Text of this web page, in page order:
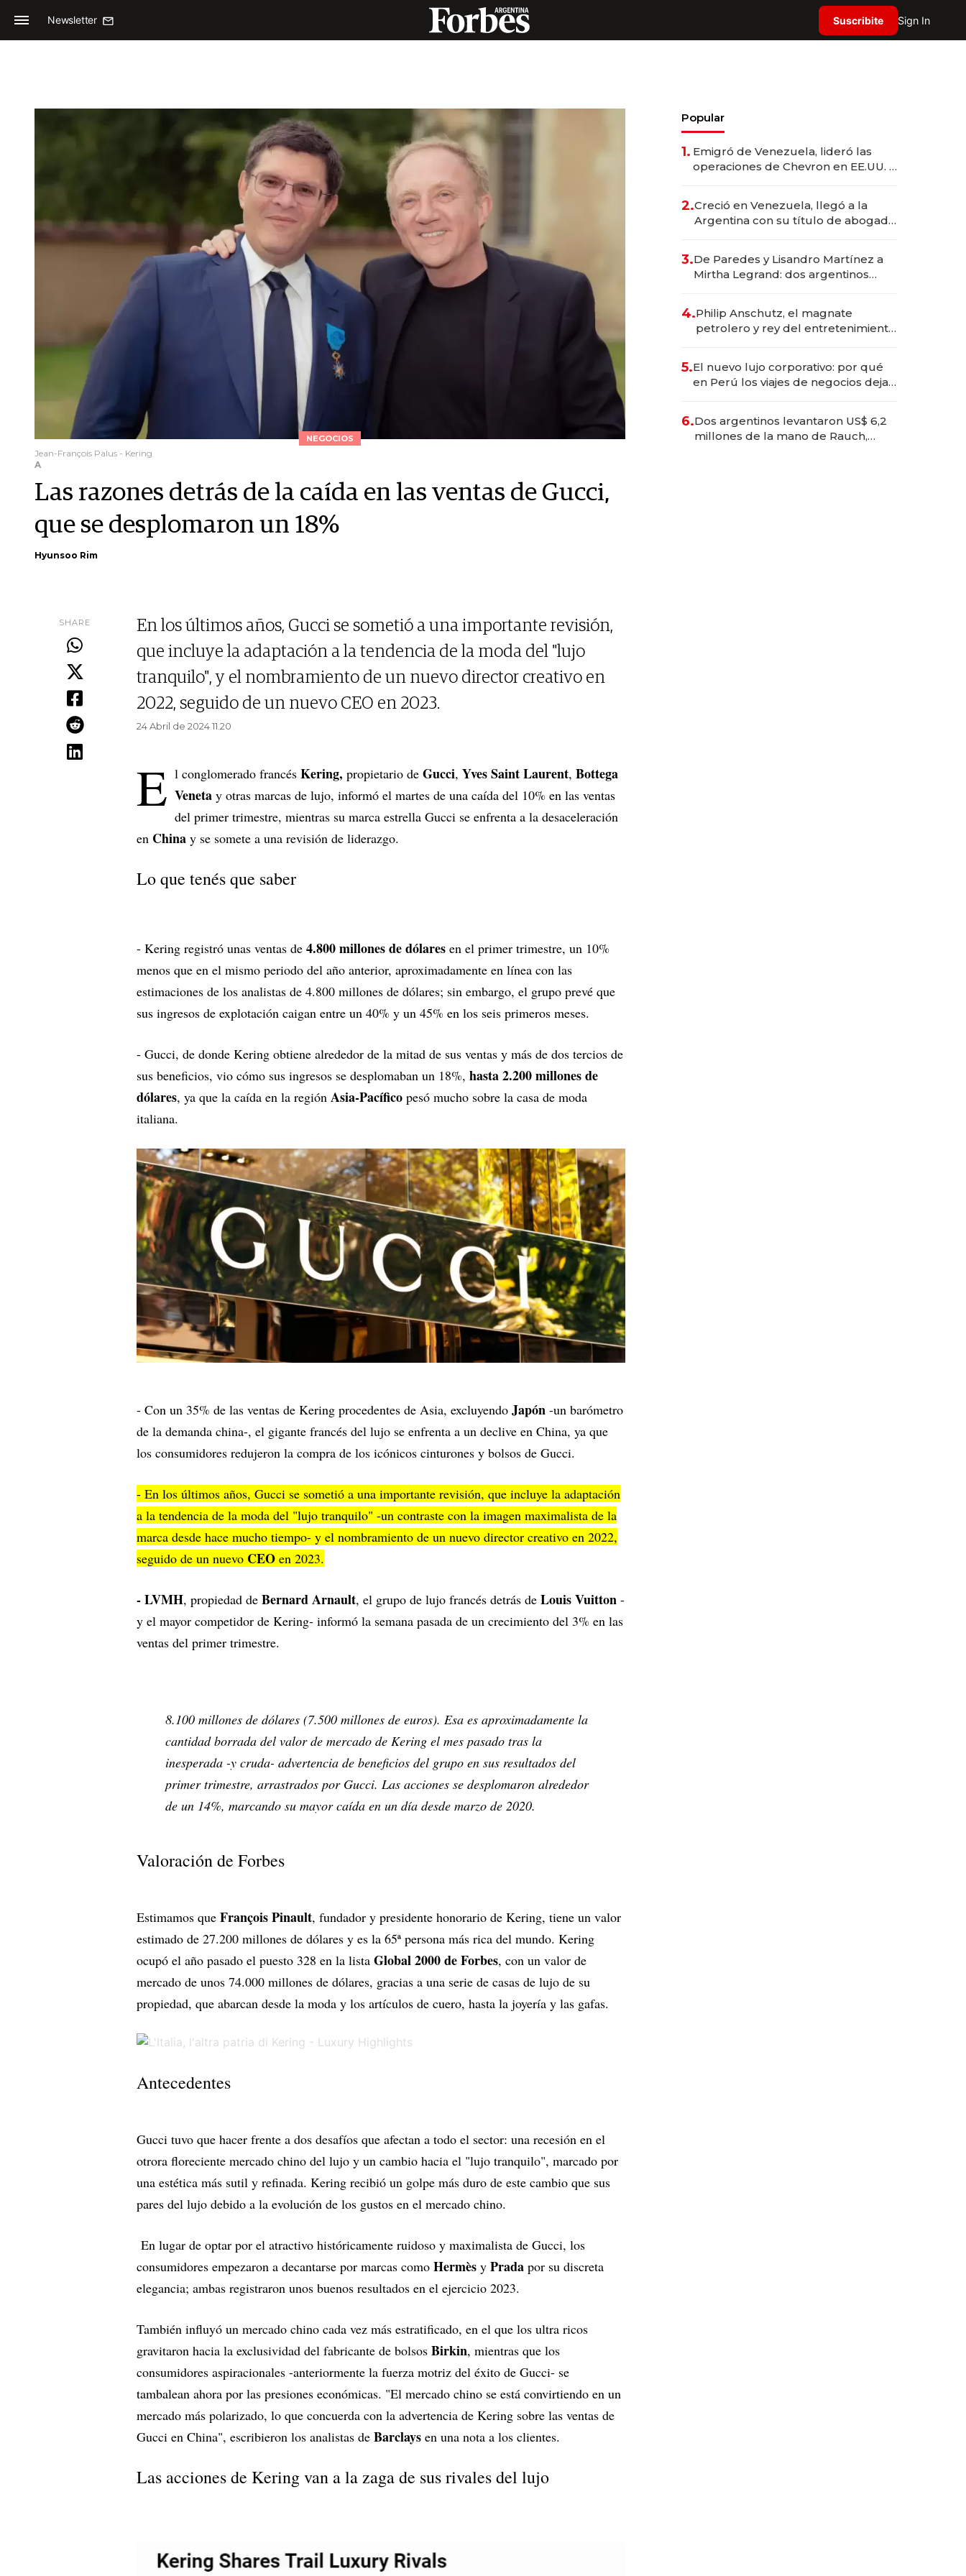
Newsletter Suscribite Sign In
NEGOCIOS
Jean-François Palus - Kering
A
Las razones detrás de la caída en las ventas de Gucci,
que se desplomaron un 18%
Hyunsoo Rim
SHARE
En los últimos años, Gucci se sometió a una importante revisión,
que incluye la adaptación a la tendencia de la moda del "lujo
tranquilo", y el nombramiento de un nuevo director creativo en
2022, seguido de un nuevo CEO en 2023.
24 Abril de 2024 11.20
E l conglomerado francés Kering, propietario de Gucci, Yves Saint Laurent, Bottega
Veneta y otras marcas de lujo, informó el martes de una caída del 10% en las ventas
del primer trimestre, mientras su marca estrella Gucci se enfrenta a la desaceleración
en China y se somete a una revisión de liderazgo.
Lo que tenés que saber
- Kering registró unas ventas de 4.800 millones de dólares en el primer trimestre, un 10%
menos que en el mismo periodo del año anterior, aproximadamente en línea con las
estimaciones de los analistas de 4.800 millones de dólares; sin embargo, el grupo prevé que
sus ingresos de explotación caigan entre un 40% y un 45% en los seis primeros meses.
- Gucci, de donde Kering obtiene alrededor de la mitad de sus ventas y más de dos tercios de
sus beneficios, vio cómo sus ingresos se desplomaban un 18%, hasta 2.200 millones de
dólares, ya que la caída en la región Asia-Pacífico pesó mucho sobre la casa de moda
italiana.
- Con un 35% de las ventas de Kering procedentes de Asia, excluyendo Japón -un barómetro
de la demanda china-, el gigante francés del lujo se enfrenta a un declive en China, ya que
los consumidores redujeron la compra de los icónicos cinturones y bolsos de Gucci.
- En los últimos años, Gucci se sometió a una importante revisión, que incluye la adaptación
a la tendencia de la moda del "lujo tranquilo" -un contraste con la imagen maximalista de la
marca desde hace mucho tiempo- y el nombramiento de un nuevo director creativo en 2022,
seguido de un nuevo CEO en 2023.
- LVMH, propiedad de Bernard Arnault, el grupo de lujo francés detrás de Louis Vuitton -
y el mayor competidor de Kering- informó la semana pasada de un crecimiento del 3% en las
ventas del primer trimestre.
8.100 millones de dólares (7.500 millones de euros). Esa es aproximadamente la
cantidad borrada del valor de mercado de Kering el mes pasado tras la
inesperada -y cruda- advertencia de beneficios del grupo en sus resultados del
primer trimestre, arrastrados por Gucci. Las acciones se desplomaron alrededor
de un 14%, marcando su mayor caída en un día desde marzo de 2020.
Valoración de Forbes
Estimamos que François Pinault, fundador y presidente honorario de Kering, tiene un valor
estimado de 27.200 millones de dólares y es la 65ª persona más rica del mundo. Kering
ocupó el año pasado el puesto 328 en la lista Global 2000 de Forbes, con un valor de
mercado de unos 74.000 millones de dólares, gracias a una serie de casas de lujo de su
propiedad, que abarcan desde la moda y los artículos de cuero, hasta la joyería y las gafas.
Antecedentes
Gucci tuvo que hacer frente a dos desafíos que afectan a todo el sector: una recesión en el
otrora floreciente mercado chino del lujo y un cambio hacia el "lujo tranquilo", marcado por
una estética más sutil y refinada. Kering recibió un golpe más duro de este cambio que sus
pares del lujo debido a la evolución de los gustos en el mercado chino.
En lugar de optar por el atractivo históricamente ruidoso y maximalista de Gucci, los
consumidores empezaron a decantarse por marcas como Hermès y Prada por su discreta
elegancia; ambas registraron unos buenos resultados en el ejercicio 2023.
También influyó un mercado chino cada vez más estratificado, en el que los ultra ricos
gravitaron hacia la exclusividad del fabricante de bolsos Birkin, mientras que los
consumidores aspiracionales -anteriormente la fuerza motriz del éxito de Gucci- se
tambalean ahora por las presiones económicas. "El mercado chino se está convirtiendo en un
mercado más polarizado, lo que concuerda con la advertencia de Kering sobre las ventas de
Gucci en China", escribieron los analistas de Barclays en una nota a los clientes.
Las acciones de Kering van a la zaga de sus rivales del lujo
Popular
1. Emigró de Venezuela, lideró las
operaciones de Chevron en EE.UU. y
2.Creció en Venezuela, llegó a la
Argentina con su título de abogado
marcas "fast premium"
3.De Paredes y Lisandro Martínez a
Mirtha Legrand: dos argentinos
4.Philip Anschutz, el magnate
petrolero y rey del entretenimiento
5.El nuevo lujo corporativo: por qué
en Perú los viajes de negocios dejan
en experiencias transformadoras
6.Dos argentinos levantaron US$ 6,2
millones de la mano de Rauch,